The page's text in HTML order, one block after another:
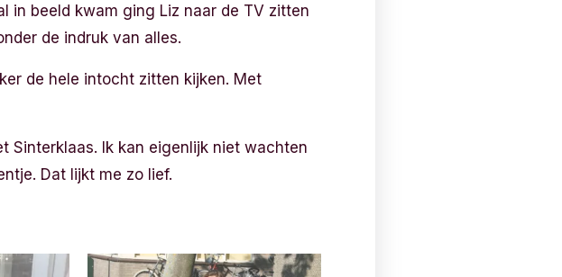
in beeld kwam ging Liz naar de TV zitten
de indruk van alles.
de hele intocht zitten kijken. Met
Sinterklaas. Ik kan eigenlijk niet wachten
Dat lijkt me zo lief.